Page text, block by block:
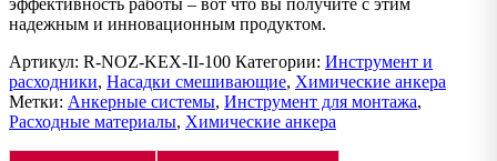
надежным и инновационным продуктом.
Артикул: R-NOZ-KEX-II-100 Категории: Инструмент и
расходники, Насадки смешивающие, Химические анкера
Метки: Анкерные системы, Инструмент для монтажа,
Расходные материалы, Химические анкера